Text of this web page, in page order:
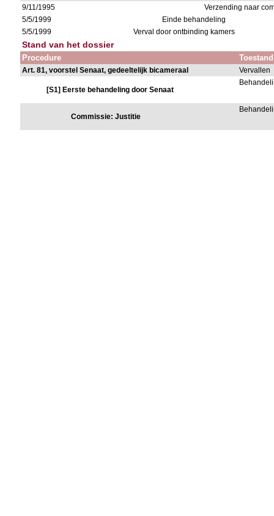
9/11/1995
Verzending naar
5/5/1999
Einde behandeling
5/5/1999
Verval door ontbinding kamers
Stand van het dossier
Procedure Toestand
Art. 81, voorstel Senaat, gedeeltelijk bicameraal Vervallen
[S1] Eerste behandeling door Senaat
Commissie: Justitie